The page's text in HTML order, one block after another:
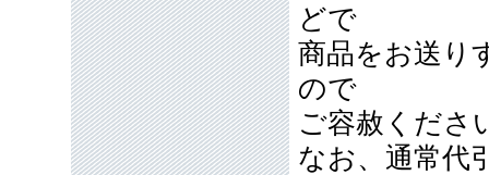
どで
商品をお送り
ので
ご容赦くださ
なお、通常代